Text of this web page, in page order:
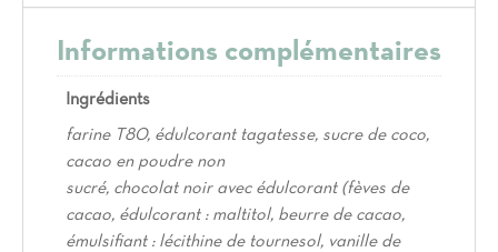
Informations complémentaires
Ingrédients
farine T80, édulcorant tagatesse, sucre de coco,
cacao en poudre non
sucré, chocolat noir avec édulcorant (fèves de
cacao, édulcorant : maltitol, beurre de cacao,
émulsifiant : lécithine de tournesol, vanille de